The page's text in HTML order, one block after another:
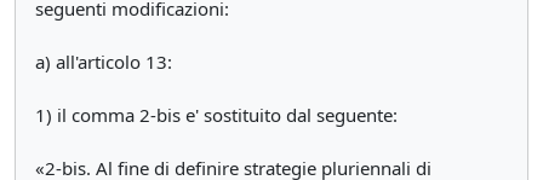
seguenti modificazioni:
a) all'articolo 13:
1) il comma 2-bis e' sostituito dal seguente:
«2-bis. Al fine di definire strategie pluriennali di